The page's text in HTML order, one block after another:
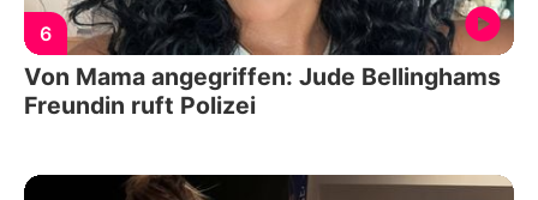
6
Von Mama angegriffen: Jude Bellinghams
Freundin ruft Polizei